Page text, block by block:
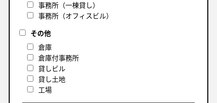
事務所（一棟貸し）
事務所（オフィスビル）
その他
倉庫
倉庫付事務所
貸しビル
貸し土地
工場